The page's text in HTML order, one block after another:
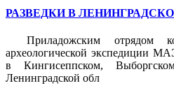
РАЗВЕДКИ В
Приладожским отрядом
археологической экспедиции
в Кингисеппском,
Ленинградской обл